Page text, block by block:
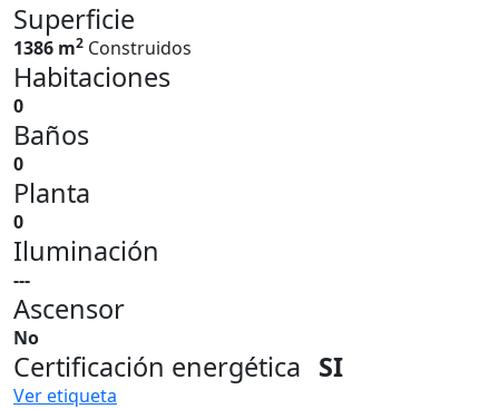
Superficie
1386 m2 Construidos
Habitaciones
0
Baños
0
Planta
0
Iluminación
---
Ascensor
No
Certificación energética SI
Ver etiqueta